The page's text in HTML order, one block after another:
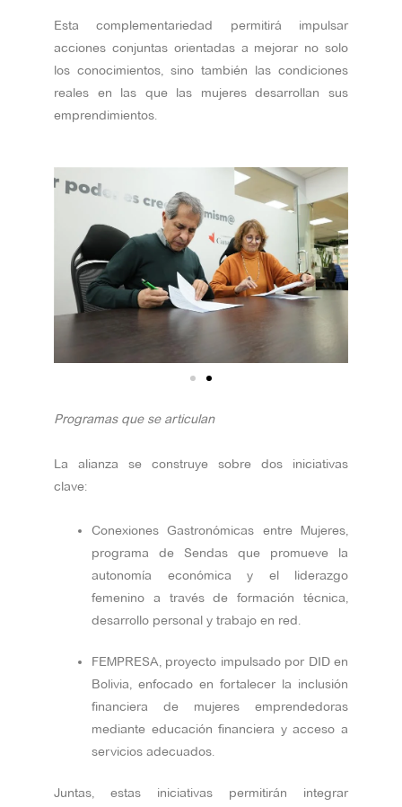
Esta complementariedad permitirá impulsar
acciones conjuntas orientadas a mejorar no solo
los conocimientos, sino también las condiciones
reales en las que las mujeres desarrollan sus
emprendimientos.
Programas que se articulan
La alianza se construye sobre dos iniciativas
clave:
Conexiones Gastronómicas entre Mujeres,
programa de Sendas que promueve la
autonomía económica y el liderazgo
femenino a través de formación técnica,
desarrollo personal y trabajo en red.
FEMPRESA, proyecto impulsado por DID en
Bolivia, enfocado en fortalecer la inclusión
financiera de mujeres emprendedoras
mediante educación financiera y acceso a
servicios adecuados.
Juntas, estas iniciativas permitirán integrar